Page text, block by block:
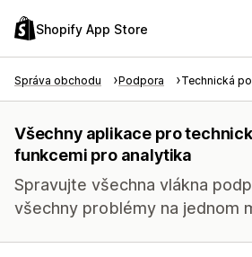
Shopify App Store
Správa obchodu Podpora Technická
Všechny aplikace pro
funkcemi pro analytika
Spravujte všechna vlákna
všechny problémy na jednom